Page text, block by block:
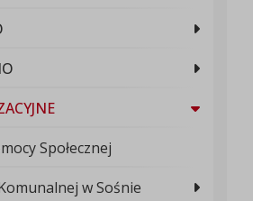
Społecznej
w Sośnie